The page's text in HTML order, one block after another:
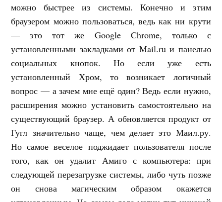
можно быстрее из системы. Конечно и этим
браузером можно пользоваться, ведь как ни крути
— это тот же Google Chrome, только с
установленными закладками от Mail.ru и панелью
социальных кнопок. Но если уже есть
установленный Хром, то возникает логичный
вопрос — а зачем мне ещё один? Ведь если нужно,
расширения можно установить самостоятельно на
существующий браузер. А обновляется продукт от
Гугл значительно чаще, чем делает это Маил.ру.
Но самое веселое поджидает пользователя после
того, как он удалит Амиго с компьютера: при
следующей перезагрузке системы, либо чуть позже
он снова магическим образом окажется